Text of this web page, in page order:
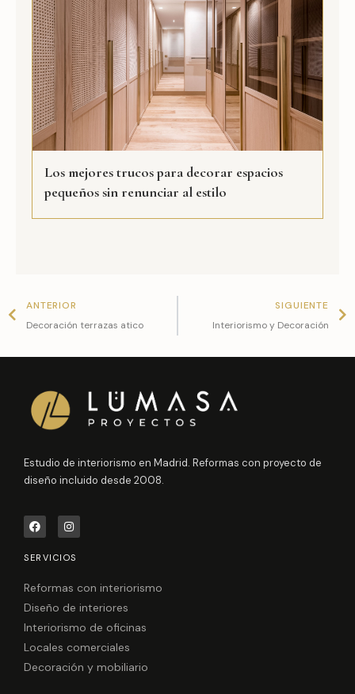
Los mejores trucos para decorar espacios
pequeños sin renunciar al estilo
ANTERIOR
Decoración terrazas atico
SIGUIENTE
Interiorismo y Decoración
Estudio de interiorismo en Madrid. Reformas con proyecto de
diseño incluido desde 2008.
F
a
c
e
b
o
I
n
s
t
a
r
m
SERVICIOS
Reformas con interiorismo
Diseño de interiores
Interiorismo de oficinas
Locales comerciales
Decoración y mobiliario